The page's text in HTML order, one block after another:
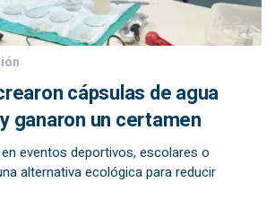
cápsulas de agua
ganaron un certamen
eventos deportivos, escolares o
alternativa ecológica para reducir